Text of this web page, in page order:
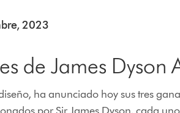
2023
de James Dyson
ha anunciado hoy sus tres